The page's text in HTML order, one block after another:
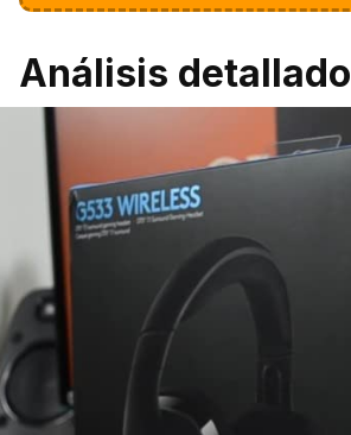
Análisis detallado